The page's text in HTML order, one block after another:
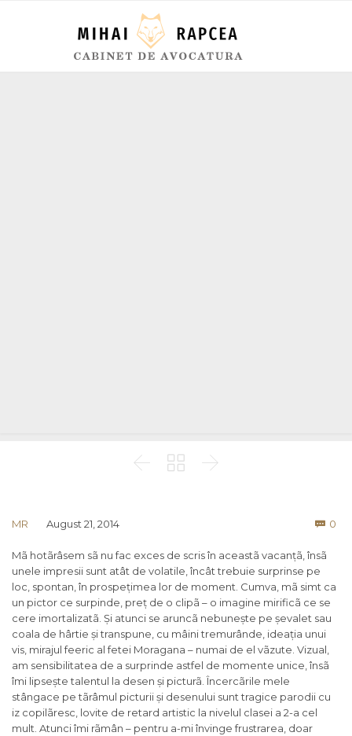
  
MR August 21, 2014  0
Mã hotãrâsem sã nu fac exces de scris în aceastã vacanțã, însã
unele impresii sunt atât de volatile, încât trebuie surprinse pe
loc, spontan, în prospețimea lor de moment. Cumva, mã simt ca
un pictor ce surpinde, preț de o clipã – o imagine mirificã ce se
cere imortalizatã. Și atunci se aruncã nebunește pe șevalet sau
coala de hârtie și transpune, cu mâini tremurânde, ideația unui
vis, mirajul feeric al fetei Moragana – numai de el vãzute. Vizual,
am sensibilitatea de a surprinde astfel de momente unice, însã
îmi lipsește talentul la desen și picturã. Încercãrile mele
stângace pe tãrâmul picturii și desenului sunt tragice parodii cu
iz copilãresc, lovite de retard artistic la nivelul clasei a 2-a cel
mult. Atunci îmi rãmân – pentru a-mi învinge frustrarea, doar